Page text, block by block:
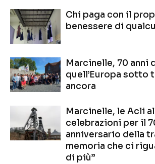
Chi paga con il
benessere di
Marcinelle, 70 anni
quell’Europa sotto
ancora
Marcinelle, le Acli
celebrazioni per il
anniversario della
memoria che ci
di più”